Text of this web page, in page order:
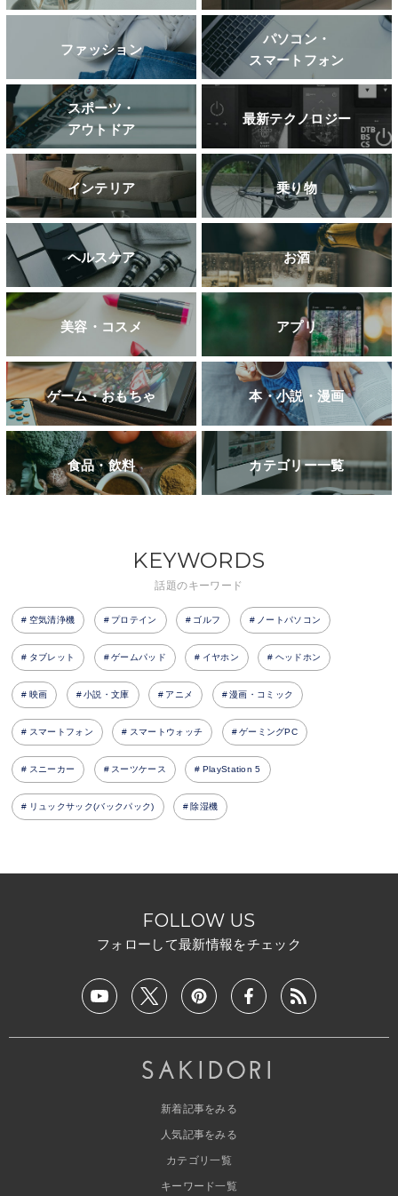
ファッション
パソコン・
スマートフォン
スポーツ・
アウトドア
最新テクノロジー
インテリア 乗り物
ヘルスケア お酒
美容・コスメ アプリ
ゲーム・おもちゃ 本・小説・漫画
食品・飲料 カテゴリー一覧
KEYWORDS
話題のキーワード
空気清浄機 プロテイン ゴルフ ノートパソコン
タブレット ゲームパッド イヤホン ヘッドホン
映画 小説・文庫 アニメ 漫画・コミック
スマートフォン スマートウォッチ ゲーミングPC
スニーカー スーツケース PlayStation 5
リュックサック(バックパック) 除湿機
FOLLOW US
フォローして最新情報をチェック
新着記事をみる
人気記事をみる
カテゴリ一覧
キーワード一覧